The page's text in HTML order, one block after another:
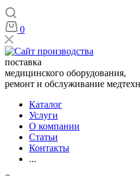
0
поставка
медицинского оборудования,
ремонт и обслуживание
Каталог
Услуги
О компании
Статьи
Контакты
...